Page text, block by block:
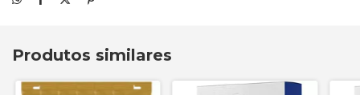
Produtos similares